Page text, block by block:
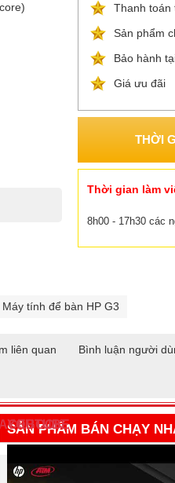
Thanh toán
Sản phẩm
Bảo hành
Giá ưu đãi
THỜI
Thời gian làm
8h00 - 17h30 các
Máy tính để bàn HP G3
liên quan Bình luận người
SẢN PHẨM BÁN CHẠY
Máy tính để bàn HP
YOUTUBE